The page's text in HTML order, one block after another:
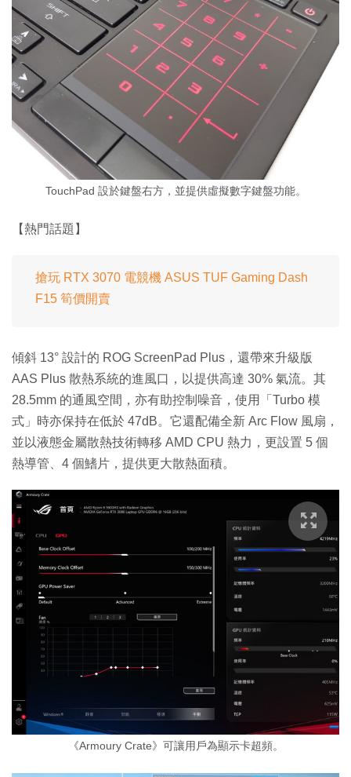
TouchPad 設於鍵盤右方，並提供虛擬數字鍵盤功能。
【熱門話題】
搶玩 RTX 3070 電競機 ASUS TUF Gaming Dash
F15 筍價開賣
傾斜 13° 設計的 ROG ScreenPad Plus，還帶來升級版
AAS Plus 散熱系統的進風口，以提供高達 30% 氣流。其
28.5mm 的通風空間，亦有助控制噪音，使用「Turbo 模
式」時亦保持在低於 47dB。它還配備全新 Arc Flow 風扇，
並以液態金屬散熱技術轉移 AMD CPU 熱力，更設置 5 個
熱導管、4 個鰭片，提供更大散熱面積。
《Armoury Crate》可讓用戶為顯示卡超頻。